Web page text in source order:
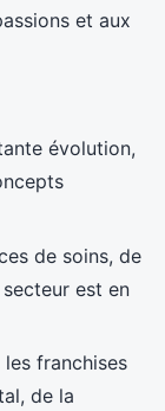
et aux
évolution,
de soins, de
est en
les franchises
de la